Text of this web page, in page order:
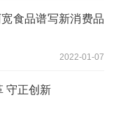
食品谱写新消费品
2022-01-07
守正创新